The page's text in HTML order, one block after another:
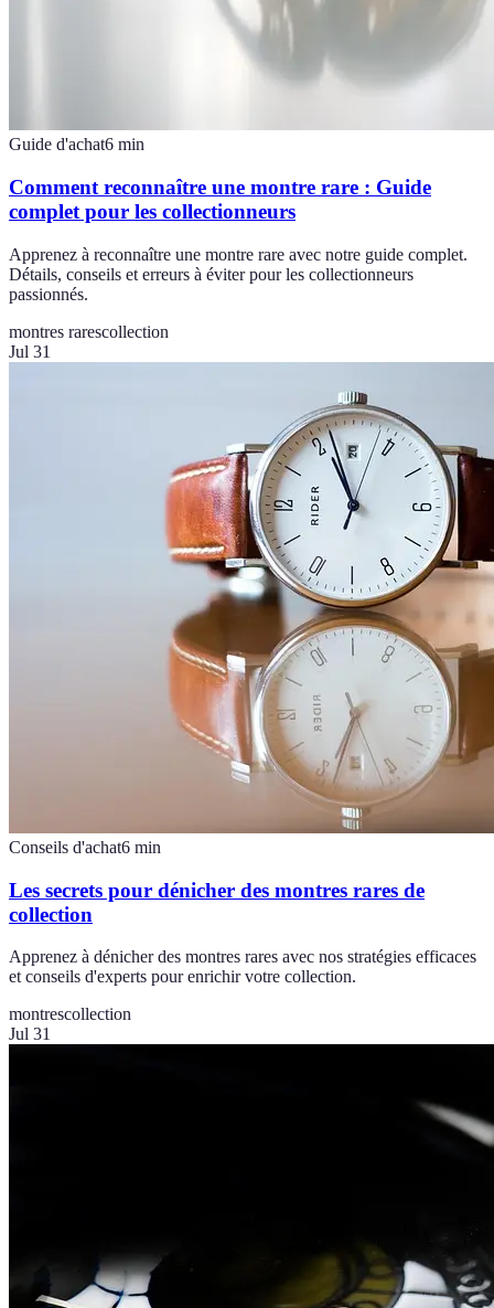
Guide d'achat6 min
Comment reconnaître une montre rare : Guide
complet pour les collectionneurs
Apprenez à reconnaître une montre rare avec notre guide complet.
Détails, conseils et erreurs à éviter pour les collectionneurs
passionnés.
montres rarescollection
Jul 31
Conseils d'achat6 min
Les secrets pour dénicher des montres rares de
collection
Apprenez à dénicher des montres rares avec nos stratégies efficaces
et conseils d'experts pour enrichir votre collection.
montrescollection
Jul 31